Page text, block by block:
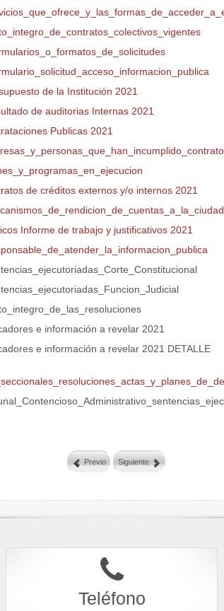
de la Institución 2021
de auditorias Internas 2021
Publicas 2021
de créditos externos y/o internos 2021
Informe de trabajo y justificativos 2021
e información a revelar 2021
e información a revelar 2021 DETALLE
Previo Siguiente
Teléfono